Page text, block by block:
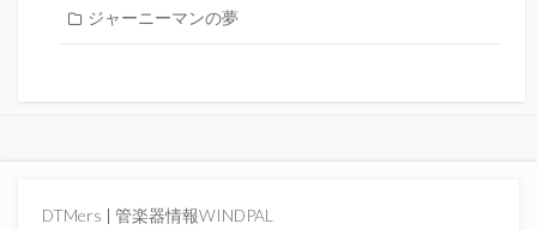
ジャーニーマンの夢
DTMers | 管楽器情報WINDPAL